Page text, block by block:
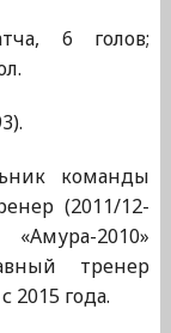
6 голов;
команды
(2011/12-
2010»
тренер
2015 года.